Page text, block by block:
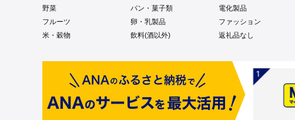
野菜
パン・菓子類
電化製品
フルーツ
卵・乳製品
ファッション
米・穀物
飲料(酒以外) 返礼品なし